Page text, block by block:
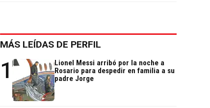
MÁS LEÍDAS DE PERFIL
1
Lionel Messi arribó por la noche a
Rosario para despedir en familia a su
padre Jorge